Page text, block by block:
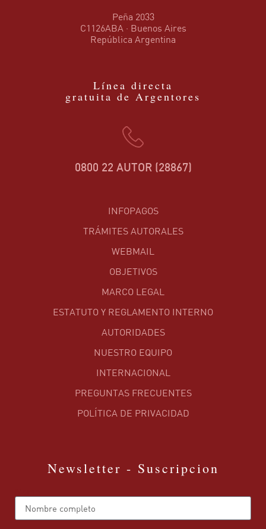
Peña 2033
C1126ABA · Buenos Aires
República Argentina
Línea directa
gratuita de Argentores
0800 22 AUTOR (28867)
INFOPAGOS
TRÁMITES AUTORALES
WEBMAIL
OBJETIVOS
MARCO LEGAL
ESTATUTO Y REGLAMENTO INTERNO
AUTORIDADES
NUESTRO EQUIPO
INTERNACIONAL
PREGUNTAS FRECUENTES
POLÍTICA DE PRIVACIDAD
Newsletter - Suscripcion